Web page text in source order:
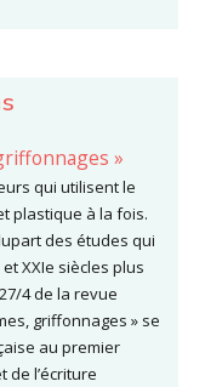
»
qui utilisent le
plastique à la fois.
des études qui
XXIe siècles plus
4 de la revue
griffonnages » se
au premier
de l’écriture